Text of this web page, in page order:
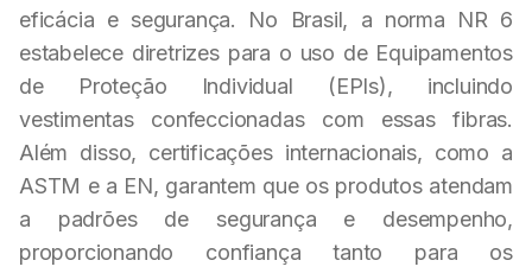
eficácia e segurança. No Brasil, a norma NR 6
estabelece diretrizes para o uso de Equipamentos
de Proteção Individual (EPIs), incluindo
vestimentas confeccionadas com essas fibras.
Além disso, certificações internacionais, como a
ASTM e a EN, garantem que os produtos atendam
a padrões de segurança e desempenho,
proporcionando confiança tanto para os